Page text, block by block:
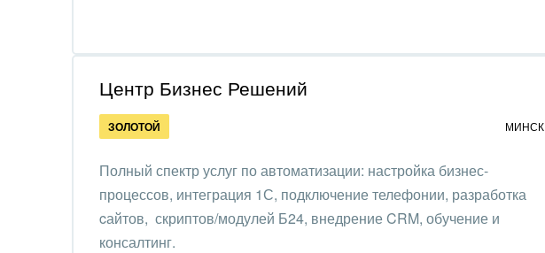
Внедрение онлайн-
/ Интранета
Трудоустройство
Красота, фитнес, спорт
Центр Бизнес Решений
ЗОЛОТОЙ МИНСК
Полный спектр услуг по автоматизации: настройка бизнес-
процессов, интеграция 1С, подключение телефонии, разработка
cайтов, скриптов/модулей Б24, внедрение CRM, обучение и
консалтинг.